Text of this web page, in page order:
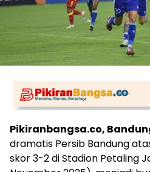
Pikiranbangsa.co,
dramatis Persib Bandung
skor 3-2 di Stadion Petaling